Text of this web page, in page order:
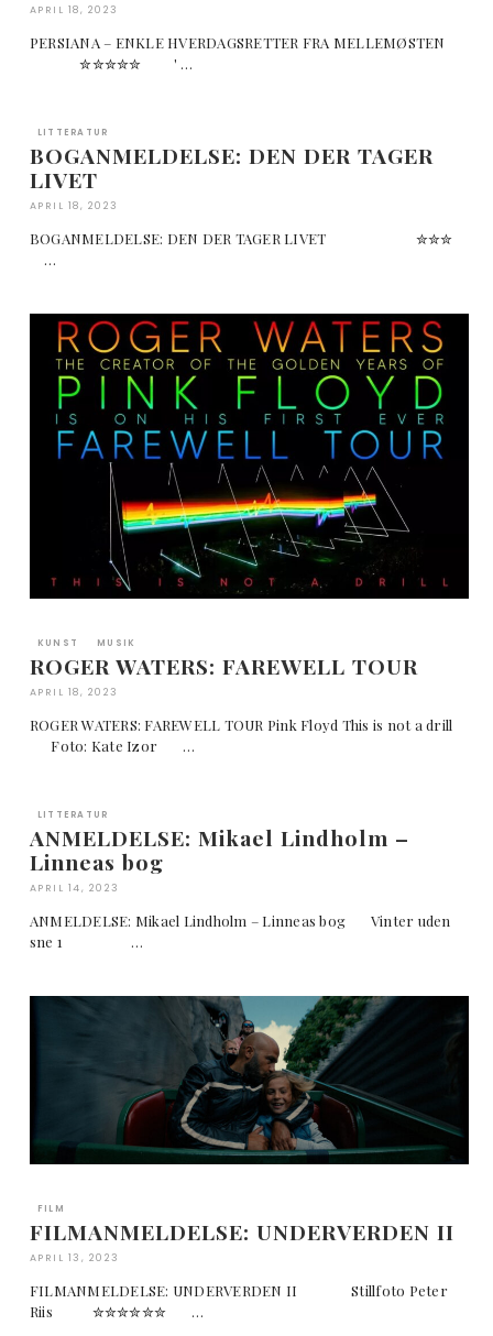
APRIL 18, 2023
PERSIANA – ENKLE HVERDAGSRETTER FRA MELLEMØSTEN
✮✮✮✮✮ ' …
LITTERATUR
BOGANMELDELSE: DEN DER TAGER
LIVET
APRIL 18, 2023
BOGANMELDELSE: DEN DER TAGER LIVET ✮✮✮
…
KUNST MUSIK
ROGER WATERS: FAREWELL TOUR
APRIL 18, 2023
ROGER WATERS: FAREWELL TOUR Pink Floyd This is not a drill
Foto: Kate Izor …
LITTERATUR
ANMELDELSE: Mikael Lindholm –
Linneas bog
APRIL 14, 2023
ANMELDELSE: Mikael Lindholm – Linneas bog Vinter uden
sne 1 …
FILM
FILMANMELDELSE: UNDERVERDEN II
APRIL 13, 2023
FILMANMELDELSE: UNDERVERDEN II Stillfoto Peter
Riis ✮✮✮✮✮✮ …